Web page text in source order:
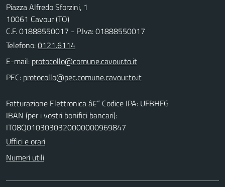
Piazza Alfredo Sforzini, 1
10061 Cavour (TO)
C.F. 01888550017 - P.Iva: 01888550017
Telefono:0121.6114
E-mail:
PEC:
Fatturazione Elettronica â€“ Codice IPA: UFBHFG
IBAN (per i vostri bonifici bancari):
IT08Q0103030320000000969847
Uffici e orari
Numeri utili